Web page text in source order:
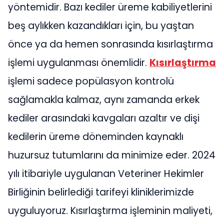
yöntemidir. Bazı kediler üreme kabiliyetlerini
beş aylıkken kazandıkları için, bu yaştan
önce ya da hemen sonrasında kısırlaştırma
işlemi uygulanması önemlidir. Kısırlaştırma
işlemi sadece popülasyon kontrolü
sağlamakla kalmaz, aynı zamanda erkek
kediler arasındaki kavgaları azaltır ve dişi
kedilerin üreme döneminden kaynaklı
huzursuz tutumlarını da minimize eder. 2024
yılı itibariyle uygulanan Veteriner Hekimler
Birliğinin belirlediği tarifeyi kliniklerimizde
uyguluyoruz. Kısırlaştırma işleminin maliyeti,